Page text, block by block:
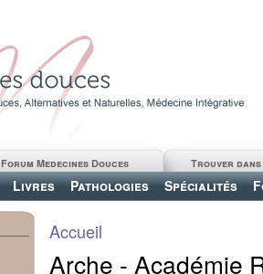
Livres Pathologies Spécialités
Trouver
Forum Medecines Douces
Accueil
Arche - Académie